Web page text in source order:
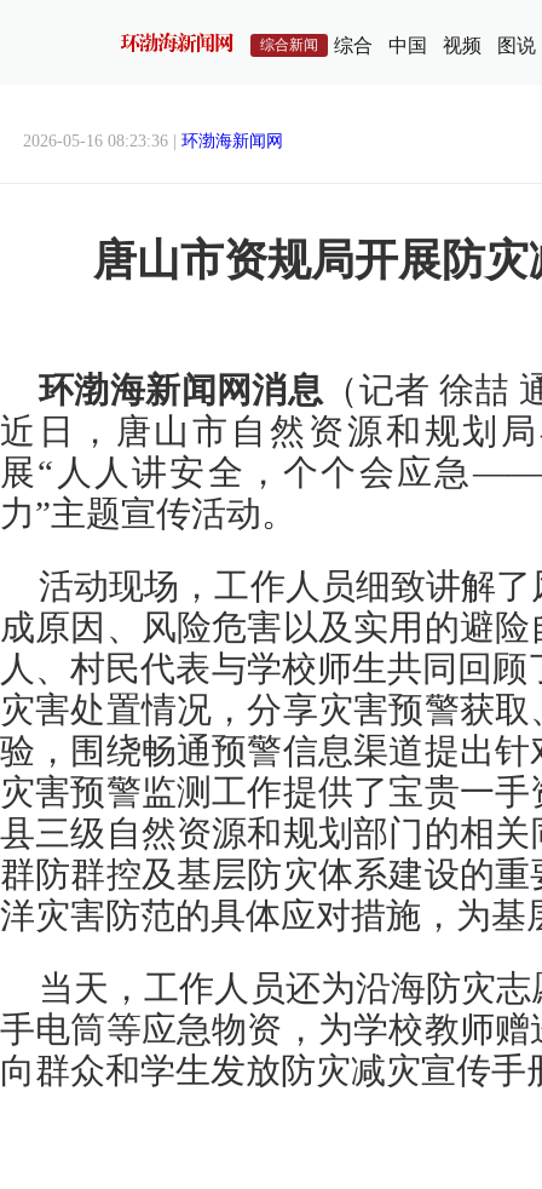
综合新闻 综合 中国 视频 图说
2026-05-16 08:23:36 | 环渤海新闻网
唐山市资规局开展防
环渤海新闻网消息 （记者 徐喆
近日，唐山市自然资源和规划
展“人人讲安全，个个会应急
力”主题宣传活动。
活动现场，工作人员细致讲解
成原因、风险危害以及实用的避
人、村民代表与学校师生共同回顾
灾害处置情况，分享灾害预警获
验，围绕畅通预警信息渠道提出
灾害预警监测工作提供了宝贵一
县三级自然资源和规划部门的相
群防群控及基层防灾体系建设的
洋灾害防范的具体应对措施，为基
当天，工作人员还为沿海防灾
手电筒等应急物资，为学校教师
向群众和学生发放防灾减灾宣传手